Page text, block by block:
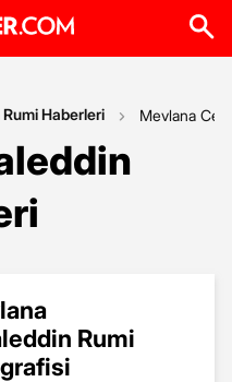
Haberleri Mevlana
Rumi